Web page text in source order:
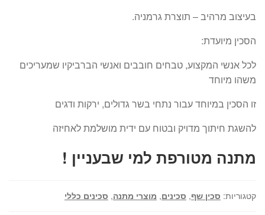
בעיצוב מרהיב – תוצרת גרמניה.
הסכין מיועדת:
לכל אנשי המקצוע, טבחים חובבים ואנשי הברביקיו שמעריכים
משהו מיוחד
זו הסכין במיוחד עבור נתחי בשר גדולים, ירקות ודגים
להשגת חיתוך מדויק ובטוח עם ידית מושלמת לאחיזה
מתנה מטורפת למי שבעניין !
קטגוריות: סכין שף, סכינים, מוצרי מתנה, סכינים כללי